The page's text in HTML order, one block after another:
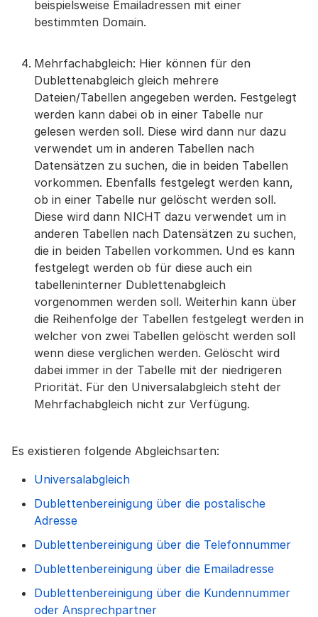
beispielsweise Emailadressen mit einer
bestimmten Domain.
Mehrfachabgleich: Hier können für den
Dublettenabgleich gleich mehrere
Dateien/Tabellen angegeben werden. Festgelegt
werden kann dabei ob in einer Tabelle nur
gelesen werden soll. Diese wird dann nur dazu
verwendet um in anderen Tabellen nach
Datensätzen zu suchen, die in beiden Tabellen
vorkommen. Ebenfalls festgelegt werden kann,
ob in einer Tabelle nur gelöscht werden soll.
Diese wird dann NICHT dazu verwendet um in
anderen Tabellen nach Datensätzen zu suchen,
die in beiden Tabellen vorkommen. Und es kann
festgelegt werden ob für diese auch ein
tabelleninterner Dublettenabgleich
vorgenommen werden soll. Weiterhin kann über
die Reihenfolge der Tabellen festgelegt werden in
welcher von zwei Tabellen gelöscht werden soll
wenn diese verglichen werden. Gelöscht wird
dabei immer in der Tabelle mit der niedrigeren
Priorität. Für den Universalabgleich steht der
Mehrfachabgleich nicht zur Verfügung.
Es existieren folgende Abgleichsarten:
Universalabgleich
Dublettenbereinigung über die postalische
Adresse
Dublettenbereinigung über die Telefonnummer
Dublettenbereinigung über die Emailadresse
Dublettenbereinigung über die Kundennummer
oder Ansprechpartner